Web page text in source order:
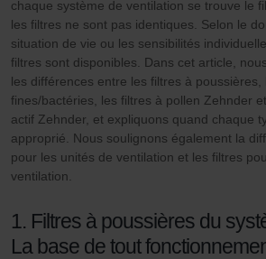
chaque système de ventilation se trouve le
les filtres ne sont pas identiques. Selon le
situation de vie ou les sensibilités
filtres sont disponibles. Dans cet article,
les différences entre les filtres à
fines/bactéries, les filtres à pollen Zehnder
actif Zehnder, et expliquons quand chaque
approprié. Nous soulignons également la
pour les unités de ventilation et les filtres
ventilation.
1. Filtres à poussières du
La base de tout